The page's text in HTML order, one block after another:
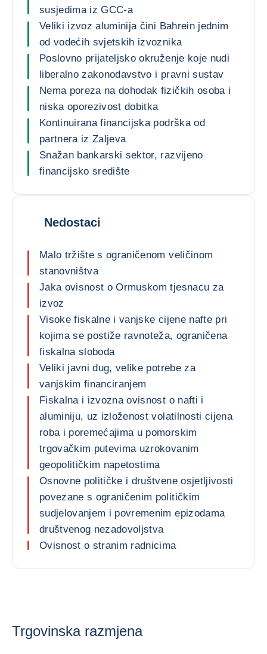
susjedima iz GCC-a
Veliki izvoz aluminija čini Bahrein jednim
od vodećih svjetskih izvoznika
Poslovno prijateljsko okruženje koje nudi
liberalno zakonodavstvo i pravni sustav
Nema poreza na dohodak fizičkih osoba i
niska oporezivost dobitka
Kontinuirana financijska podrška od
partnera iz Zaljeva
Snažan bankarski sektor, razvijeno
financijsko središte
Nedostaci
Malo tržište s ograničenom veličinom
stanovništva
Jaka ovisnost o Ormuskom tjesnacu za
izvoz
Visoke fiskalne i vanjske cijene nafte pri
kojima se postiže ravnoteža, ograničena
fiskalna sloboda
Veliki javni dug, velike potrebe za
vanjskim financiranjem
Fiskalna i izvozna ovisnost o nafti i
aluminiju, uz izloženost volatilnosti cijena
roba i poremećajima u pomorskim
trgovačkim putevima uzrokovanim
geopolitičkim napetostima
Osnovne političke i društvene osjetljivosti
povezane s ograničenim političkim
sudjelovanjem i povremenim epizodama
društvenog nezadovoljstva
Ovisnost o stranim radnicima
Trgovinska razmjena